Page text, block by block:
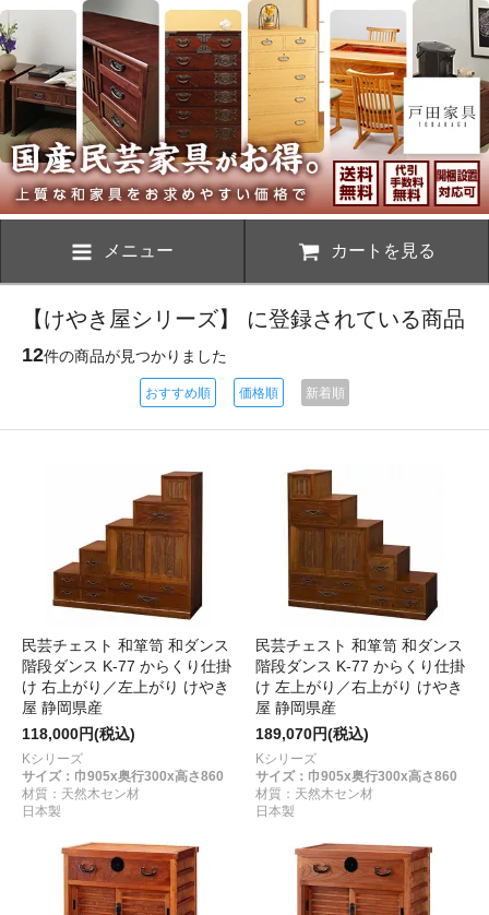
メニュー カートを見る
【けやき屋シリーズ】 に登録されている商品
12件の商品が見つかりました
おすすめ順 価格順 新着順
民芸チェスト 和箪笥 和ダンス
階段ダンス K-77 からくり仕掛
け 右上がり／左上がり けやき
屋 静岡県産
118,000円(税込)
Kシリーズ
サイズ：巾905x奥行300x高さ860
材質：天然木セン材
日本製
民芸チェスト 和箪笥 和ダンス
階段ダンス K-77 からくり仕掛
け 左上がり／右上がり けやき
屋 静岡県産
189,070円(税込)
Kシリーズ
サイズ：巾905x奥行300x高さ860
材質：天然木セン材
日本製